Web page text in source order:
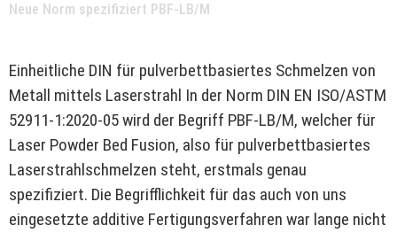
Neue Norm spezifiziert PBF-LB/M
Einheitliche DIN für pulverbettbasiertes Schmelzen von
Metall mittels Laserstrahl In der Norm DIN EN ISO/ASTM
52911-1:2020-05 wird der Begriff PBF-LB/M, welcher für
Laser Powder Bed Fusion, also für pulverbettbasiertes
Laserstrahlschmelzen steht, erstmals genau
spezifiziert. Die Begrifflichkeit für das auch von uns
eingesetzte additive Fertigungsverfahren war lange nicht